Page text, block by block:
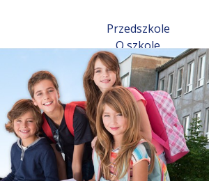
Przedszkole
O szkole
Historia szkoły
50-lecie
Pracownicy
Kontakt
Aktualności
Z życia szkoły
Ogłoszenia